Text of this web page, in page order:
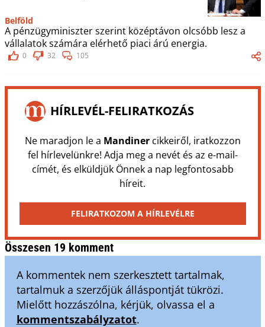
Belföld
A pénzügyminiszter szerint középtávon olcsóbb lesz a
vállalatok számára elérhető piaci árú energia.
0 32 105
HÍRLEVÉL-FELIRATKOZÁS
Ne maradjon le a Mandinercikkeiről, iratkozzon
fel hírlevelünkre! Adja meg a nevét és az e-mail-
címét, és elküldjük Önnek a nap legfontosabb
híreit.
FELIRATKOZOM A HÍRLEVÉLRE
Összesen 19 komment
A kommentek nem szerkesztett tartalmak,
tartalmuk a szerzőjük álláspontját tükrözi.
Mielőtt hozzászólna, kérjük, olvassa el a
kommentszabályzatot.